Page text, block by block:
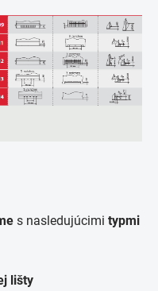
s nasledujúcimi typmi
lišty